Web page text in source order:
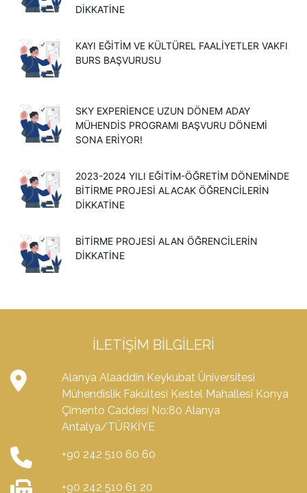
DIKKATINE
KAYI EĞITIM VE KÜLTÜREL FAALIYETLER VAKFI
BURS BAŞVURUSU
SKY EXPERIENCE UZUN DÖNEM ADAY
MÜHENDIS PROGRAMI BAŞVURU DÖNEMI
SONA ERIYOR!
2023-2024 YILI EĞITIM-ÖĞRETIM DÖNEMINDE
BITIRME PROJESI ALACAK ÖĞRENCILERIN
DIKKATINE
BİTİRME PROJESİ ALAN ÖĞRENCİLERİN
DİKKATİNE
İLETIŞIM BILGILERI
Alanya Alaaddin Keykubat Üniversitesi
Mühendislik Fakültesi Kestel Mahallesi Konya
Çimento Caddesi No:80 Alanya
Antalya/TÜRKİYE
+90 242 510 60 60
+90 242 510 61 20